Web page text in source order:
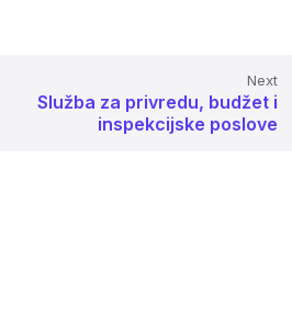
Next
Služba za privredu, budžet i
inspekcijske poslove